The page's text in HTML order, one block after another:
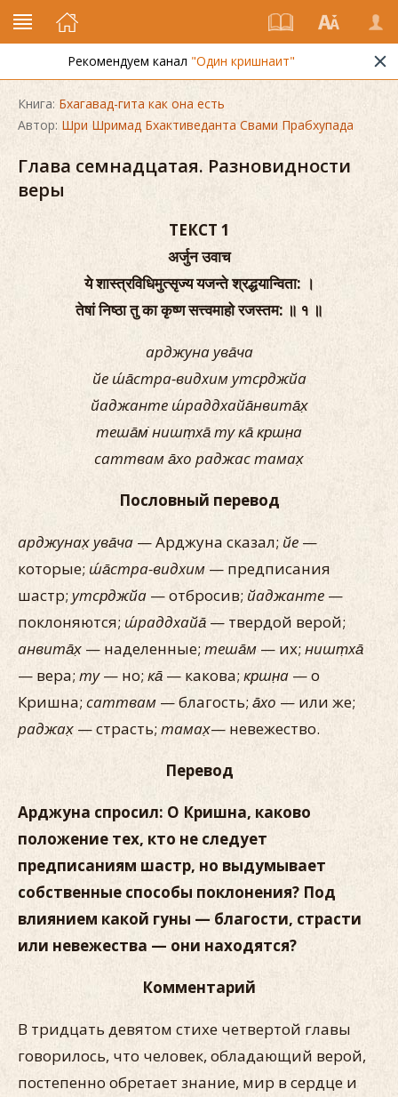
Рекомендуем канал "Один кришнаит"
Книга: Бхагавад-гита как она есть
Автор: Шри Шримад Бхактиведанта Свами Прабхупада
Глава семнадцатая. Разновидности
веры
ТЕКСТ 1
अर्जुन उवाच
ये शास्त्रविधिमुत्सृज्य यजन्ते श्रद्धयान्विता: ।
तेषां निष्ठा तु का कृष्ण सत्त्वमाहो रजस्तम: ॥ १ ॥
арджуна ува̄ча
йе ш́а̄стра-видхим утср̣джйа
йаджанте ш́раддхайа̄нвита̄х̣
теша̄м̇ ништ̣ха̄ ту ка̄ кр̣шн̣а
саттвам а̄хо раджас тамах̣
Пословный перевод
арджунах̣ ува̄ча — Арджуна сказал; йе —
которые; ш́а̄стра-видхим — предписания
шастр; утср̣джйа — отбросив; йаджанте —
поклоняются; ш́раддхайа̄ — твердой верой;
анвита̄х̣ — наделенные; теша̄м — их; ништ̣ха̄
— вера; ту— но; ка̄ — какова;кр̣шн̣а — о
Кришна;саттвам — благость; а̄хо — или же;
раджах̣ — страсть; тамах̣— невежество.
Перевод
Арджуна спросил: О Кришна, каково
положение тех, кто не следует
предписаниям шастр, но выдумывает
собственные способы поклонения? Под
влиянием какой гуны — благости, страсти
или невежества — они находятся?
Комментарий
В тридцать девятом стихе четвертой главы
говорилось, что человек, обладающий верой,
постепенно обретает знание, мир в сердце и